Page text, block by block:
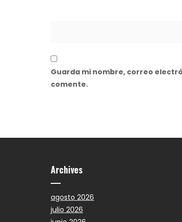
Guarda mi nombre, correo
comente.
Archives
agosto 2026
julio 2026